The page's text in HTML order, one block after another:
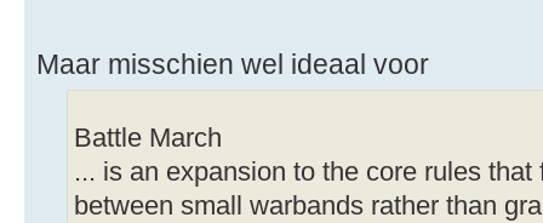
Maar misschien wel ideaal voor
Battle March
... is an expansion to the core rules
between small warbands rather than